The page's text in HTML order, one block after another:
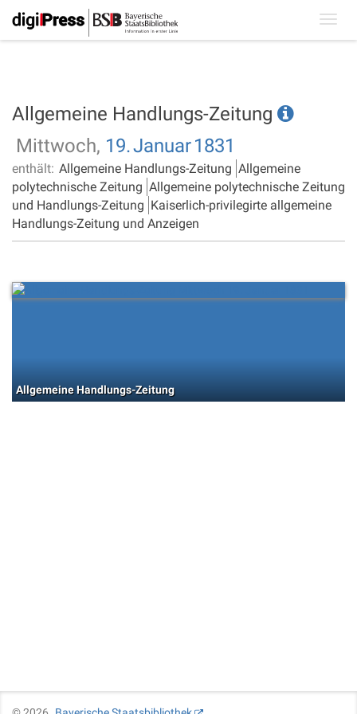
Allgemeine Handlungs-Zeitung
Mittwoch, 19.Januar1831
enthält: Allgemeine Handlungs-Zeitung Allgemeine
polytechnische Zeitung Allgemeine polytechnische Zeitung
und Handlungs-Zeitung Kaiserlich-privilegirte allgemeine
Handlungs-Zeitung und Anzeigen
Allgemeine Handlungs-Zeitung